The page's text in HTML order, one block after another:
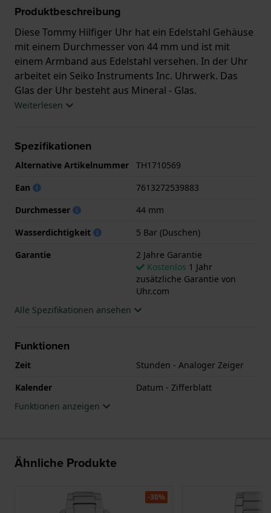
Produktbeschreibung
Diese Tommy Hilfiger Uhr hat ein Edelstahl Gehäuse
mit einem Durchmesser von 44 mm und ist mit
einem Armband aus Edelstahl versehen. In der Uhr
arbeitet ein Seiko Instruments Inc. Uhrwerk. Das
Glas der Uhr besteht aus Mineral - Glas.
mit 2 Jahre Garantie geliefert.
Weiterlesen
Spezifikationen
Alternative Artikelnummer
TH1710569
Ean
7613272539883
Durchmesser
44 mm
Wasserdichtigkeit
5 Bar (Duschen)
Garantie
2 Jahre Garantie
Kostenlos 1 Jahr
zusätzliche Garantie von
Uhr.com
Alle Spezifikationen ansehen
Funktionen
Zeit
Stunden - Analoger Zeiger
Kalender
Datum - Zifferblatt
Funktionen anzeigen
Ähnliche Produkte
-30%